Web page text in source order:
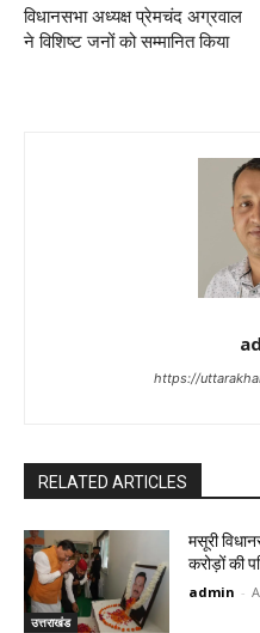
विधानसभा अध्यक्ष प्रेमचंद अग्रवाल
ने विशिष्ट जनों को सम्मानित किया
https://
RELATED ARTICLES
उत्तराखंड
मसूरी
करोड़ों की
admin -